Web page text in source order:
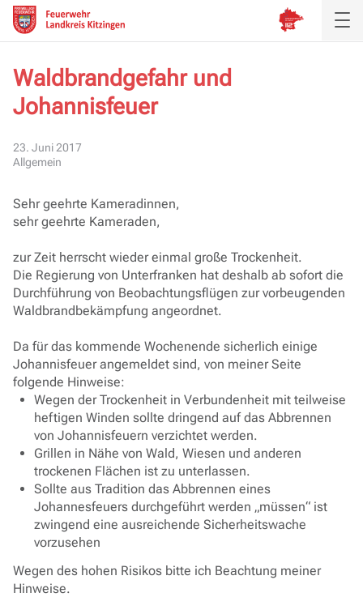
Waldbrandgefahr und
Johannisfeuer
23. Juni 2017
Allgemein
Sehr geehrte Kameradinnen,
sehr geehrte Kameraden,
zur Zeit herrscht wieder einmal große Trockenheit.
Die Regierung von Unterfranken hat deshalb ab sofort die
Durchführung von Beobachtungsflügen zur vorbeugenden
Waldbrandbekämpfung angeordnet.
Da für das kommende Wochenende sicherlich einige
Johannisfeuer angemeldet sind, von meiner Seite
folgende Hinweise:
Wegen der Trockenheit in Verbundenheit mit teilweise
heftigen Winden sollte dringend auf das Abbrennen
von Johannisfeuern verzichtet werden.
Grillen in Nähe von Wald, Wiesen und anderen
trockenen Flächen ist zu unterlassen.
Sollte aus Tradition das Abbrennen eines
Johannesfeuers durchgeführt werden „müssen“ ist
zwingend eine ausreichende Sicherheitswache
vorzusehen
Wegen des hohen Risikos bitte ich Beachtung meiner
Hinweise.
Service